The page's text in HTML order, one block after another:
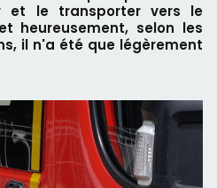
et le transporter vers le
heureusement, selon les
il n'a été que légèrement